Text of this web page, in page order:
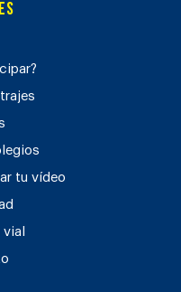
tu vídeo